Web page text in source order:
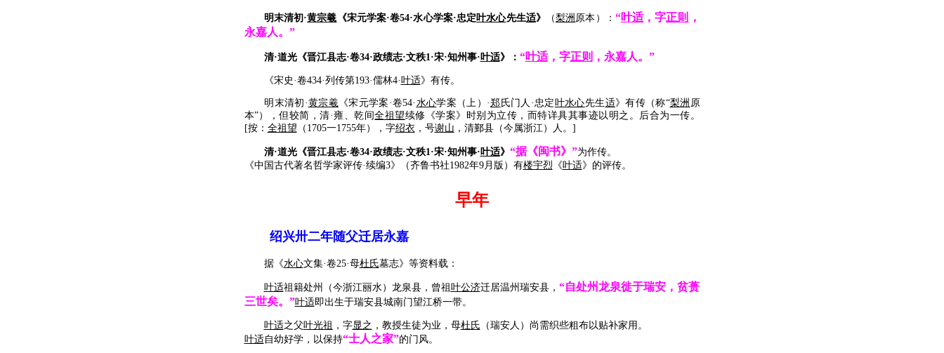
明末清初·黄宗羲 《宋元学案·卷54·水心学案·忠定叶水心先生适》 （梨洲 原本）： “叶适 ，字正则
，
永嘉人。”
清·道光《晋江县志·卷34·政绩志·文秩1·宋·知州事·叶适》： “叶适，字正则 ，永嘉人。”
《宋史·卷434·列传第193·儒林4·叶适》有传。
明末清初·黄宗羲《宋元学案·卷54· 水心学案（上）·郑 氏门人·忠定叶水心先生适》有传（称“梨洲 原
本”），但较简，清·雍、乾间全祖望续修《学案》时别为立传，而特详具其事迹以明之。后合为一传。
[按： 全祖望 （1705一1755年），字绍衣，号谢山 ，清鄞县（今属浙江）人。]
清·道光《晋江县志·卷34·政绩志·文秩1·宋·知州事·叶适》 “据《闽书》”为作传。
《中国古代著名哲学家评传·续编3》（齐鲁书社1982年9月版）有楼宇烈 《叶适》的评传。
早年
绍兴卅二年随父迁居永嘉
据《水心文集·卷25·母杜氏墓志》等资料载：
叶适祖籍处州（今浙江丽水）龙泉县，曾祖 叶公济迁居温州瑞安县， “自处州龙泉徙于瑞安，贫蒉
三世矣。”叶适即出生于瑞安县城南门望江桥一带。
叶适之父叶光祖 ，字显之 ，教授生徒为业，母杜氏 （瑞安人）尚需织些粗布以贴补家用。
叶适自幼好学，以保持“士人之家”的门风。